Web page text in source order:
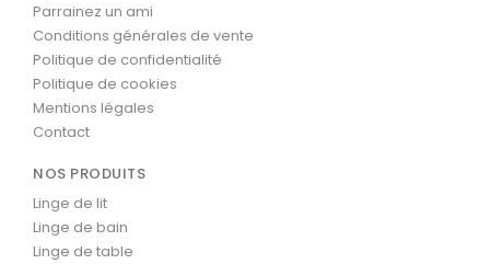
Parrainez un ami
Conditions générales de vente
Politique de confidentialité
Politique de cookies
Mentions légales
Contact
NOS PRODUITS
Linge de lit
Linge de bain
Linge de table